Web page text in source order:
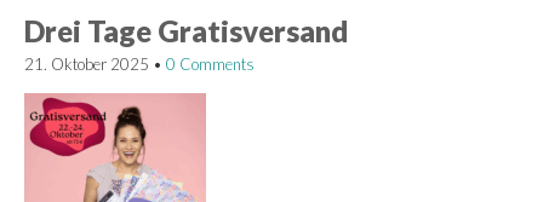
Drei Tage Gratisversand
21. Oktober 2025 • 0 Comments